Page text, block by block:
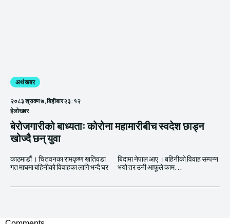
अर्थ खबर
२०८३ श्रावण ७, बिहीबार २३:१२
हेलाेखबर
बेरोजगारीको बाध्यताः कोरोना महामारीबीच स्वदेश छाड्न
खोज्दै छन् युवा
काठमाडौं । चितवनका रामकृष्ण खतिवडा
गत माघमा बहिनीको विवाहका लागि भन्दै घर
बिदामा नेपाल आए । बहिनीको विवाह सम्पन्न
भयो तर उनी आफूले काम...